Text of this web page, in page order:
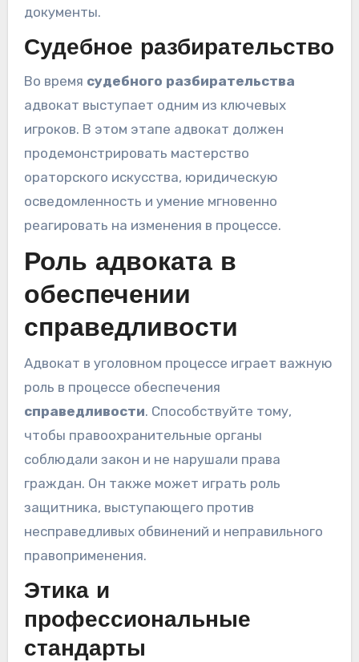
документы.
Судебное разбирательство
Во время судебного разбирательства
адвокат выступает одним из ключевых
игроков. В этом этапе адвокат должен
продемонстрировать мастерство
ораторского искусства, юридическую
осведомленность и умение мгновенно
реагировать на изменения в процессе.
Роль адвоката в
обеспечении
справедливости
Адвокат в уголовном процессе играет важную
роль в процессе обеспечения
справедливости. Способствуйте тому,
чтобы правоохранительные органы
соблюдали закон и не нарушали права
граждан. Он также может играть роль
защитника, выступающего против
несправедливых обвинений и неправильного
правоприменения.
Этика и
профессиональные
стандарты